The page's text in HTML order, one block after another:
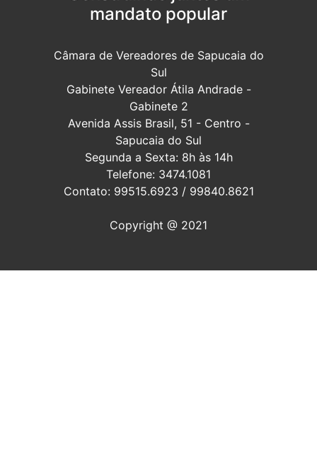
mandato popular
Câmara de Vereadores de Sapucaia do
Sul
Gabinete Vereador Átila Andrade -
Gabinete 2
Avenida Assis Brasil, 51 - Centro -
Sapucaia do Sul
Segunda a Sexta: 8h às 14h
Telefone: 3474.1081
Contato: 99515.6923 / 99840.8621
Copyright @ 2021